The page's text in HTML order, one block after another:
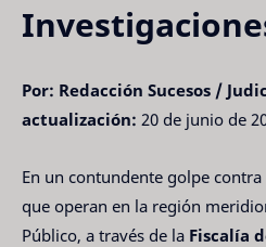
Por: Redacción Sucesos /
actualización: 20 de junio de
En un contundente golpe
que operan en la región
Público, a través de la Fiscalía